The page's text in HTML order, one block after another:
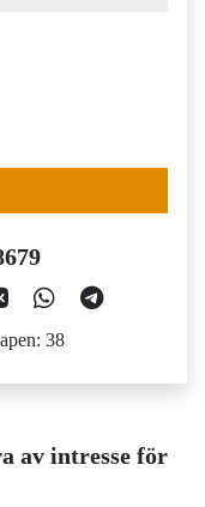
38
av intresse för